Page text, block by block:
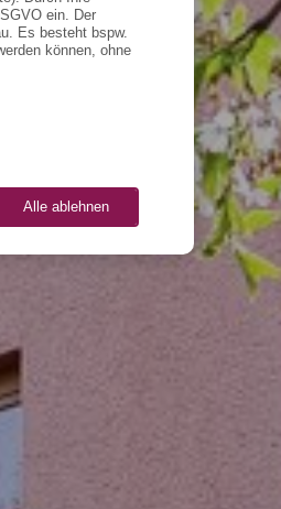
ein. Der
Es besteht bspw.
können, ohne
Alle ablehnen